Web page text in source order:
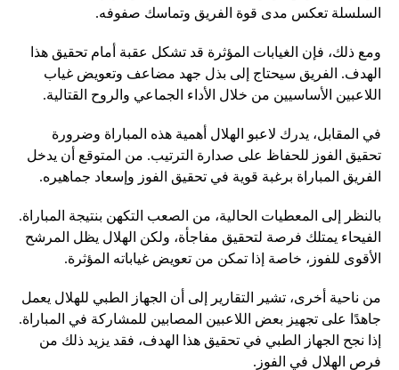
السلسلة تعكس مدى قوة الفريق وتماسك صفوفه.
ومع ذلك، فإن الغيابات المؤثرة قد تشكل عقبة أمام تحقيق هذا
الهدف. الفريق سيحتاج إلى بذل جهد مضاعف وتعويض غياب
اللاعبين الأساسيين من خلال الأداء الجماعي والروح القتالية.
في المقابل، يدرك لاعبو الهلال أهمية هذه المباراة وضرورة
تحقيق الفوز للحفاظ على صدارة الترتيب. من المتوقع أن يدخل
الفريق المباراة برغبة قوية في تحقيق الفوز وإسعاد جماهيره.
بالنظر إلى المعطيات الحالية، من الصعب التكهن بنتيجة المباراة.
الفيحاء يمتلك فرصة لتحقيق مفاجأة، ولكن الهلال يظل المرشح
الأقوى للفوز، خاصة إذا تمكن من تعويض غياباته المؤثرة.
من ناحية أخرى، تشير التقارير إلى أن الجهاز الطبي للهلال يعمل
جاهدًا على تجهيز بعض اللاعبين المصابين للمشاركة في المباراة.
إذا نجح الجهاز الطبي في تحقيق هذا الهدف، فقد يزيد ذلك من
فرص الهلال في الفوز.